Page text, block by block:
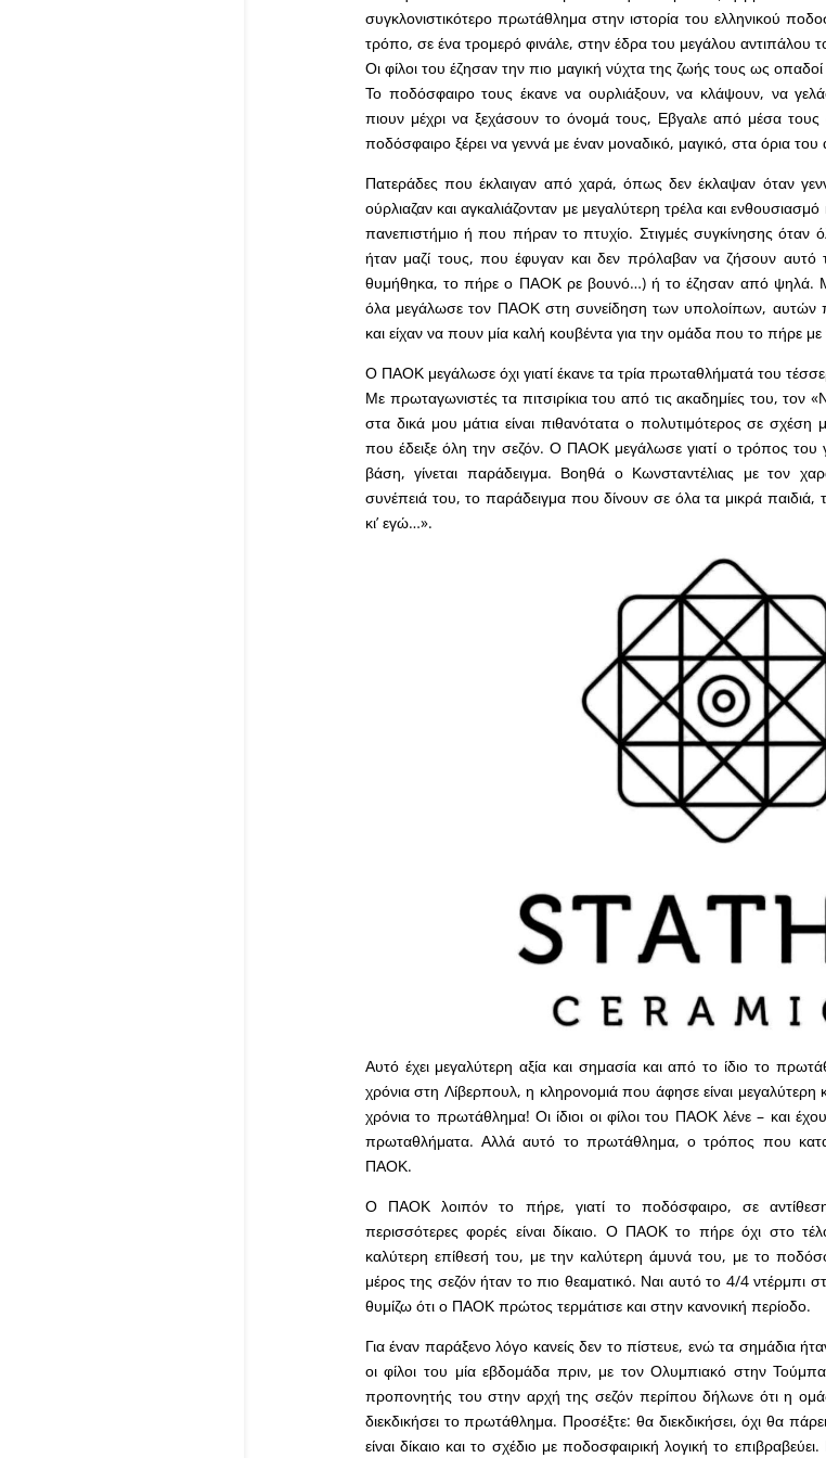
συγκλονιστικότερο πρωτάθλημα στην ιστορία του ελληνικού
τρόπο, σε ένα τρομερό φινάλε, στην έδρα του μεγάλου αντιπάλου
Οι φίλοι του έζησαν την πιο μαγική νύχτα της ζωής τους ως
Το ποδόσφαιρο τους έκανε να ουρλιάξουν, να κλάψουν, να
πιουν μέχρι να ξεχάσουν το όνομά τους, Εβγαλε από μέσα
ποδόσφαιρο ξέρει να γεννά με έναν μοναδικό, μαγικό, στα όρια
Πατεράδες που έκλαιγαν από χαρά, όπως δεν έκλαψαν όταν
ούρλιαζαν και αγκαλιάζονταν με μεγαλύτερη τρέλα και
πανεπιστήμιο ή που πήραν το πτυχίο. Στιγμές συγκίνησης όταν
ήταν μαζί τους, που έφυγαν και δεν πρόλαβαν να ζήσουν αυτό
θυμήθηκα, το πήρε ο ΠΑΟΚ ρε βουνό…) ή το έζησαν από ψηλά.
όλα μεγάλωσε τον ΠΑΟΚ στη συνείδηση των υπολοίπων, αυτών
και είχαν να πουν μία καλή κουβέντα για την ομάδα που το πήρε
Ο ΠΑΟΚ μεγάλωσε όχι γιατί έκανε τα τρία πρωταθλήματά του
Με πρωταγωνιστές τα πιτσιρίκια του από τις ακαδημίες του, τον
στα δικά μου μάτια είναι πιθανότατα ο πολυτιμότερος σε σχέση
που έδειξε όλη την σεζόν. Ο ΠΑΟΚ μεγάλωσε γιατί ο τρόπος του
βάση, γίνεται παράδειγμα. Βοηθά ο Κωνσταντέλιας με τον
συνέπειά του, το παράδειγμα που δίνουν σε όλα τα μικρά
κι’ εγώ…».
Αυτό έχει μεγαλύτερη αξία και σημασία και από το ίδιο το
χρόνια στη Λίβερπουλ, η κληρονομιά που άφησε είναι μεγαλύτερη
χρόνια το πρωτάθλημα! Οι ίδιοι οι φίλοι του ΠΑΟΚ λένε – και
πρωταθλήματα. Αλλά αυτό το πρωτάθλημα, ο τρόπος που
ΠΑΟΚ.
Ο ΠΑΟΚ λοιπόν το πήρε, γιατί το ποδόσφαιρο, σε
περισσότερες φορές είναι δίκαιο. Ο ΠΑΟΚ το πήρε όχι στο
καλύτερη επίθεσή του, με την καλύτερη άμυνά του, με το
μέρος της σεζόν ήταν το πιο θεαματικό. Ναι αυτό το 4/4 ντέρμπι
θυμίζω ότι ο ΠΑΟΚ πρώτος τερμάτισε και στην κανονική περίοδο.
Για έναν παράξενο λόγο κανείς δεν το πίστευε, ενώ τα σημάδια
οι φίλοι του μία εβδομάδα πριν, με τον Ολυμπιακό στην
προπονητής του στην αρχή της σεζόν περίπου δήλωνε ότι η
διεκδικήσει το πρωτάθλημα. Προσέξτε: θα διεκδικήσει, όχι θα
είναι δίκαιο και το σχέδιο με ποδοσφαιρική λογική το